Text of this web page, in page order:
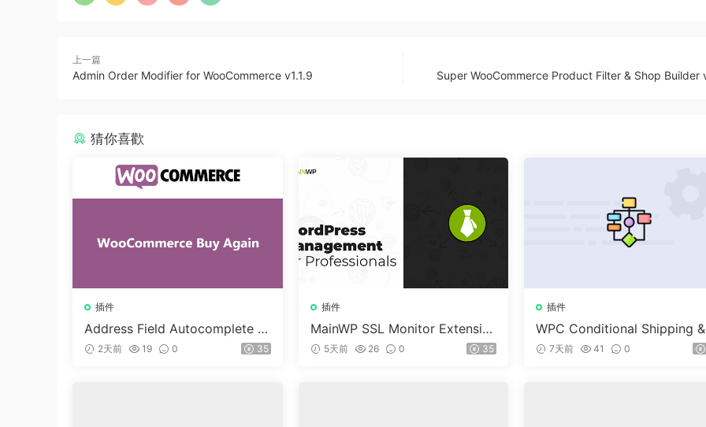
上一篇
Admin Order Modifier for WooCommerce v1.1.9 Super WooCommerce Product Filter & Shop Builder
猜你喜歡
插件
Address Field Autocomplete F
or WooCommerce v1.3.2
2天前 19 0 35
插件
MainWP SSL Monitor Extensio
n v5.2
5天前 26 0 35
插件
WPC Conditional Shipping
ayments (Premium) v1.0.2
7天前 41 0